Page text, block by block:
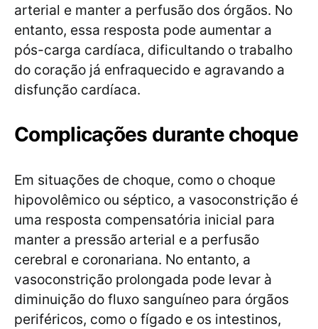
arterial e manter a perfusão dos órgãos. No
entanto, essa resposta pode aumentar a
pós-carga cardíaca, dificultando o trabalho
do coração já enfraquecido e agravando a
disfunção cardíaca.
Complicações durante choque
Em situações de choque, como o choque
hipovolêmico ou séptico, a vasoconstrição é
uma resposta compensatória inicial para
manter a pressão arterial e a perfusão
cerebral e coronariana. No entanto, a
vasoconstrição prolongada pode levar à
diminuição do fluxo sanguíneo para órgãos
periféricos, como o fígado e os intestinos,